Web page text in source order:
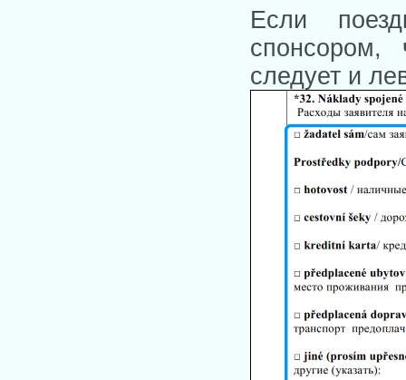
Если
спонсором,
следует и